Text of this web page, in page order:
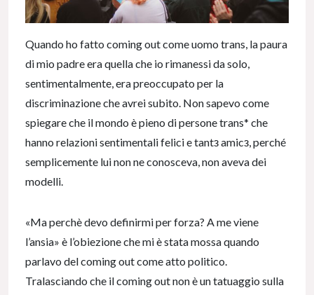
Quando ho fatto coming out come uomo trans, la paura
di mio padre era quella che io rimanessi da solo,
sentimentalmente, era preoccupato per la
discriminazione che avrei subito. Non sapevo come
spiegare che il mondo è pieno di persone trans* che
hanno relazioni sentimentali felici e tantз amicз, perché
semplicemente lui non ne conosceva, non aveva dei
modelli.
«Ma perchè devo definirmi per forza? A me viene
l’ansia» è l’obiezione che mi è stata mossa quando
parlavo del coming out come atto politico.
Tralasciando che il coming out non è un tatuaggio sulla